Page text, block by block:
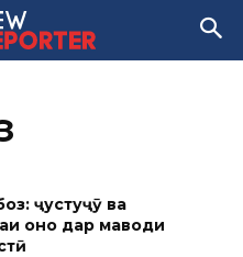
ҷустуҷӯ ва
онҳо дар маводи